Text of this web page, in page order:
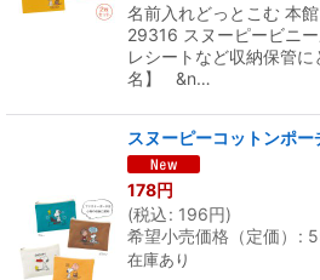
名前入れどっとこむ 本
29316 スヌーピービニ
レシートなど収納保管
名】 &n…
スヌーピーコットンポー
178円
(税込: 196円)
希望小売価格（定価）
:
在庫あり